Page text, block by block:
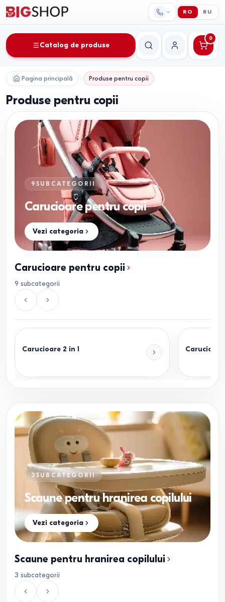
RO RU
Catalog de produse
CăutareContul meu
0
Pagina principală Produse pentru copii
Produse pentru copii
9SUBCATEGORII
Carucioare pentru copii
Vezi categoria
Carucioare pentru copii
9 subcategorii
Carucioare 2 in 1
3SUBCATEGORII
Scaune pentru hranirea copilului
Vezi categoria
Scaune pentru hranirea copilului
3 subcategorii